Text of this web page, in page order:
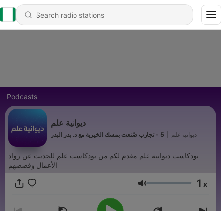
Podcasts
ديوانية علم
ديوانية علم 5 - تجارب صُنعت بمسك الخيرية مع د. بدر البدر
بودكاست ديوانية علم مقدم لكم من بودكاست علم للحديث عن رواد
الأعمال وقصصهم
Volume 1 x